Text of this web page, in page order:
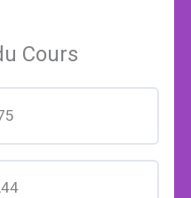
Cours